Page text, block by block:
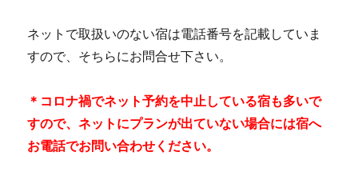
ネットで取扱いのない宿は電話番号を記載していま
すので、そちらにお問合せ下さい。
＊コロナ禍でネット予約を中止している宿も多いで
すので、ネットにプランが出ていない場合には宿へ
お電話でお問い合わせください。